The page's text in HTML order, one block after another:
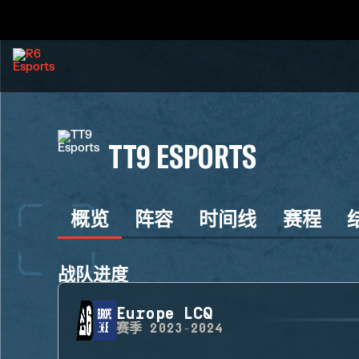
TT9 ESPORTS
概览 阵容 时间线 赛程
战队进度
Europe LCQ
赛季 2023-2024